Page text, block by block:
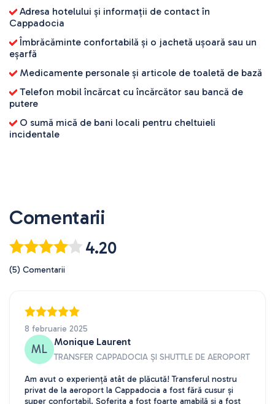
Adresa hotelului și informații de contact în
Cappadocia
Îmbrăcăminte confortabilă și o jachetă ușoară sau un
eșarfă
Medicamente personale și articole de toaletă de bază
Telefon mobil încărcat cu încărcător sau bancă de
putere
O sumă mică de bani locali pentru cheltuieli
incidentale
Comentarii
4.20
(5) Comentarii
8 februarie 2025
ML
Monique Laurent
TRANSFER CAPPADOCIA ȘI SHUTTLE DE AEROPORT
Am avut o experiență atât de plăcută! Transferul nostru
privat de la aeroport la Cappadocia a fost fără cusur și
super confortabil. Șoferița a fost foarte amabilă și a fost